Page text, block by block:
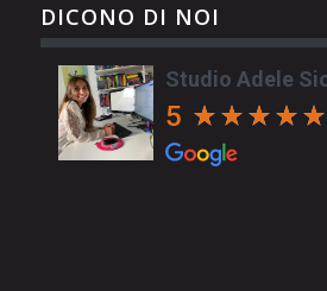
DICONO DI NOI
Studio Adele
5